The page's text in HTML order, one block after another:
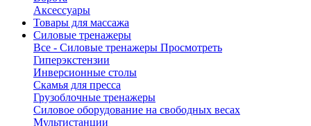
Аксессуары
Товары для массажа
Силовые тренажеры
Все - Силовые тренажеры Просмотреть
Гиперэкстензии
Инверсионные столы
Скамья для пресса
Грузоблочные тренажеры
Силовое оборудование на свободных весах
Мультистанции